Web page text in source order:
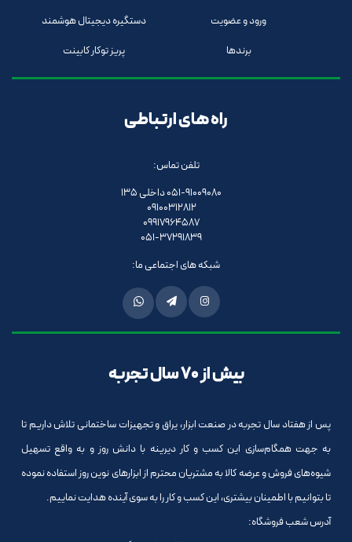
ورود و عضویت
برندها
دستگیره دیجیتال هوشمند
پریز توکار کابینت
راه های ارتباطی
تلفن تماس:
051-91009080 داخلی 135
09100312812
09917964587
051-37291839
شبکه های اجتماعی ما:
بیش از 70 سال تجربه
پس از هفتاد سال تجربه در صنعت ابزار، یراق و تجهیزات ساختمانی تلاش داریم تا
به جهت همگام‌سازی این کسب و کار دیرینه با دانش روز و به واقع تسهیل
شیوه‌های فروش و عرضه کالا به مشتریان محترم از ابزارهای نوین روز استفاده نموده
تا بتوانیم با اطمینان بیشتری، این کسب و کار را به سوی آینده هدایت نماییم.
آدرس شعب فروشگاه: